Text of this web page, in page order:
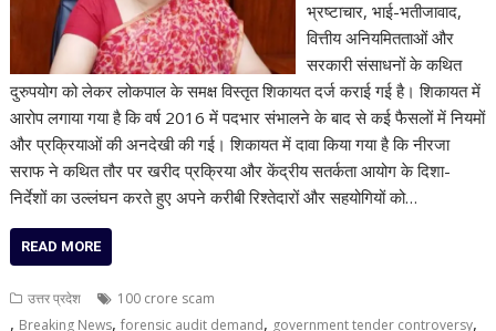
भ्रष्टाचार, भाई-भतीजावाद,
वित्तीय अनियमितताओं और
सरकारी संसाधनों के कथित
दुरुपयोग को लेकर लोकपाल के समक्ष विस्तृत शिकायत दर्ज कराई गई है। शिकायत में
आरोप लगाया गया है कि वर्ष 2016 में पदभार संभालने के बाद से कई फैसलों में नियमों
और प्रक्रियाओं की अनदेखी की गई। शिकायत में दावा किया गया है कि नीरजा
सराफ ने कथित तौर पर खरीद प्रक्रिया और केंद्रीय सतर्कता आयोग के दिशा-
निर्देशों का उल्लंघन करते हुए अपने करीबी रिश्तेदारों और सहयोगियों को…
READ MORE
उत्तर प्रदेश 100 crore scam
, Breaking News,forensic audit demand, government tender controversy,